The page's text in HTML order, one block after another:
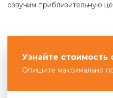
озвучим приблизительную
Узнайте стоимость
Опишите максимально